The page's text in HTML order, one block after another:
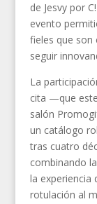
de Jesvy por
evento
fieles que son
seguir
La
cita —que
salón
un catálogo
tras cuatro
combinando
la experiencia
rotulación al